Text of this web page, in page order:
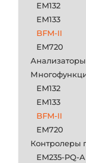
EM132
EM133
BFM-II
EM720
Анализаторы
EM132
EM133
BFM-II
EM720
Контролеры
EM235-PQ-A